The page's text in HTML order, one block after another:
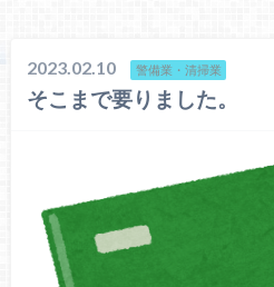
2023.02.10 警備業・清掃業
そこまで要りました。